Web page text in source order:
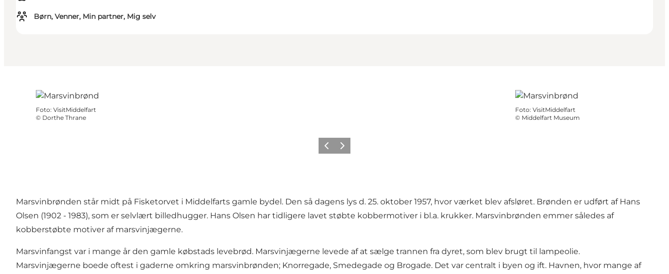
Børn, Venner, Min partner, Mig selv
Foto: VisitMiddelfart
© Dorthe Thrane
Foto: VisitMiddelfart
© Middelfart Museum
ForrigeNæste
Marsvinbrønden står midt på Fisketorvet i Middelfarts gamle bydel. Den så dagens lys d. 25. oktober 1957, hvor værket blev afsløret. Brønden er udført af Hans
Olsen (1902 - 1983), som er selvlært billedhugger. Hans Olsen har tidligere lavet støbte kobbermotiver i bl.a. krukker. Marsvinbrønden emmer således af
kobberstøbte motiver af marsvinjægerne.
Marsvinfangst var i mange år den gamle købstads levebrød. Marsvinjægerne levede af at sælge trannen fra dyret, som blev brugt til lampeolie.
Marsvinjægerne boede oftest i gaderne omkring marsvinbrønden; Knorregade, Smedegade og Brogade. Det var centralt i byen og ift. Havnen, hvor mange af